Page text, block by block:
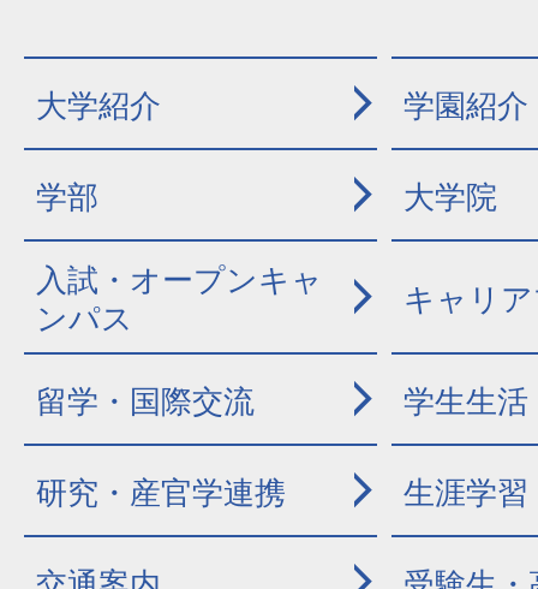
大学紹介 学園紹介
学部 大学院
入試・オープンキャ
ンパス
キャリ
留学・国際交流 学生生活
研究・産官学連携 生涯学習